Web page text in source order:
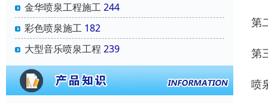
金华喷泉工程施工244
彩色喷泉施工 182
大型音乐喷泉工程 239
第
第
喷